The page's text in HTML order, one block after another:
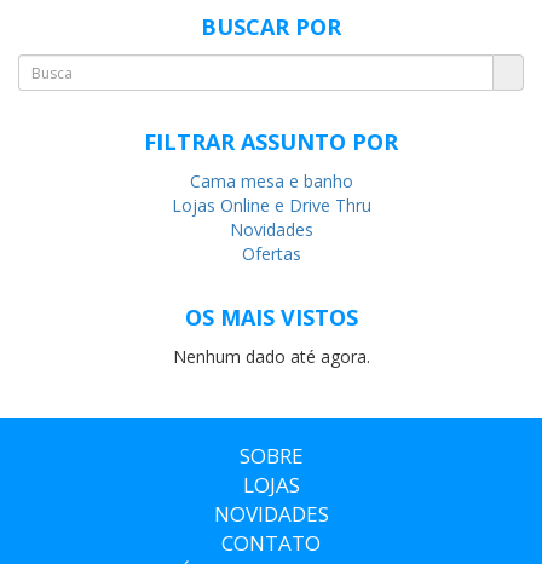
BUSCAR POR
FILTRAR ASSUNTO POR
Cama mesa e banho
Lojas Online e Drive Thru
Novidades
Ofertas
OS MAIS VISTOS
Nenhum dado até agora.
SOBRE
LOJAS
NOVIDADES
CONTATO